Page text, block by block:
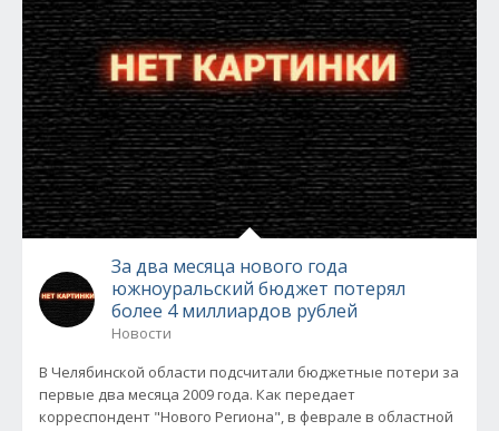
За два месяца нового года
южноуральский бюджет потерял
более 4 миллиардов рублей
Новости
В Челябинской области подсчитали бюджетные потери за
первые два месяца 2009 года. Как передает
корреспондент "Нового Региона", в феврале в областной